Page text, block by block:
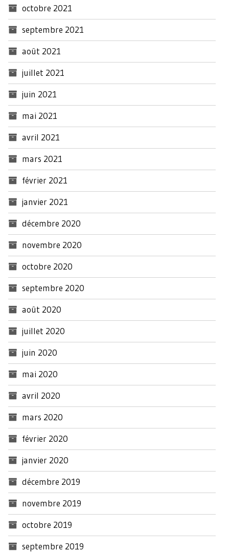
octobre 2021
septembre 2021
août 2021
juillet 2021
juin 2021
mai 2021
avril 2021
mars 2021
février 2021
janvier 2021
décembre 2020
novembre 2020
octobre 2020
septembre 2020
août 2020
juillet 2020
juin 2020
mai 2020
avril 2020
mars 2020
février 2020
janvier 2020
décembre 2019
novembre 2019
octobre 2019
septembre 2019